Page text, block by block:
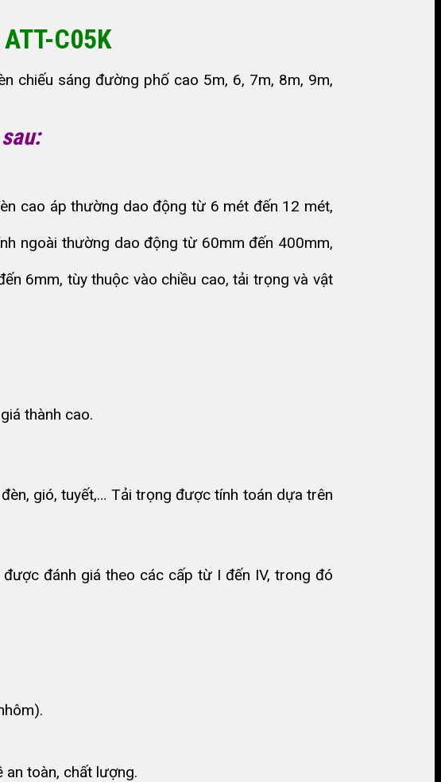
C05K
chiếu sáng đường phố cao 5m, 6, 7m, 8m, 9m,
cao áp thường dao động từ 6 mét đến 12 mét,
ngoài thường dao động từ 60mm đến 400mm,
6mm, tùy thuộc vào chiều cao, tải trọng và vật
thành cao.
gió, tuyết,… Tải trọng được tính toán dựa trên
đánh giá theo các cấp từ I đến IV, trong đó
an toàn, chất lượng.